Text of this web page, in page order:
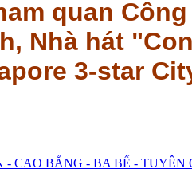
quan
Nhà hát
3-star
- CAO BẰNG - BA BỂ -